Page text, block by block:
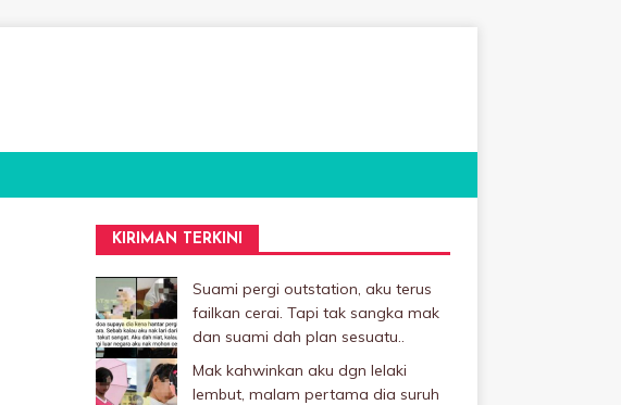
KIRIMAN TERKINI
Suami pergi outstation, aku terus
failkan cerai. Tapi tak sangka mak
dan suami dah plan sesuatu..
Mak kahwinkan aku dgn lelaki
Iembut, malam pertama dia suruh